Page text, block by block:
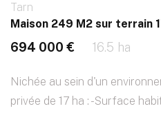
Tarn
Maison 249 M2 sur terrain
694 000 € 16.5 ha
Nichée au sein d'un
privée de 17 ha : -Surface